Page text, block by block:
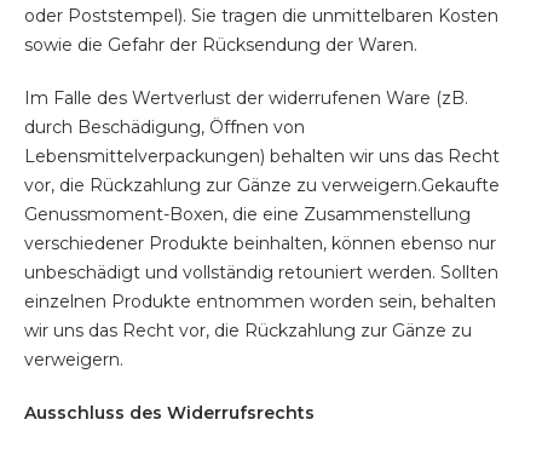
oder Poststempel). Sie tragen die unmittelbaren Kosten
sowie die Gefahr der Rücksendung der Waren.
Im Falle des Wertverlust der widerrufenen Ware (zB.
durch Beschädigung, Öffnen von
Lebensmittelverpackungen) behalten wir uns das Recht
vor, die Rückzahlung zur Gänze zu verweigern.Gekaufte
Genussmoment-Boxen, die eine Zusammenstellung
verschiedener Produkte beinhalten, können ebenso nur
unbeschädigt und vollständig retouniert werden. Sollten
einzelnen Produkte entnommen worden sein, behalten
wir uns das Recht vor, die Rückzahlung zur Gänze zu
verweigern.
Ausschluss des Widerrufsrechts